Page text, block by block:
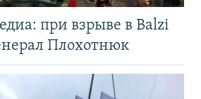
при взрыве в Balzi
Плохотнюк